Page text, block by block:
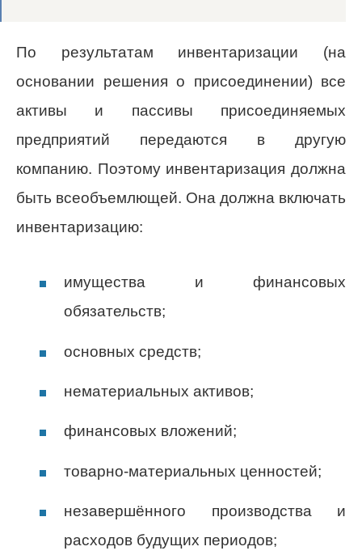
По результатам инвентаризации (на
основании решения о присоединении) все
активы и пассивы присоединяемых
предприятий передаются в другую
компанию. Поэтому инвентаризация должна
быть всеобъемлющей. Она должна включать
инвентаризацию:
имущества и финансовых
обязательств;
основных средств;
нематериальных активов;
финансовых вложений;
товарно-материальных ценностей;
незавершённого производства и
расходов будущих периодов;